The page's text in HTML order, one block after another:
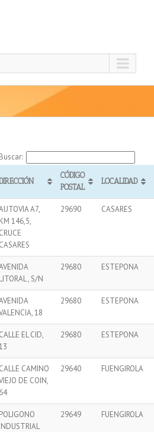
Buscar:
CÓDIGO
POSTAL
LOCALIDAD
A7,
KM 146,5,
CRUCE
CASARES
29690 CASARES
LITORAL , S/N
29680 ESTEPONA
18
29680 ESTEPONA
CALLE EL CID,
29680 ESTEPONA
CALLE CAMINO
DE COIN,
64
29640 FUENGIROLA
POLIGONO
INDUSTRIAL
29649 FUENGIROLA